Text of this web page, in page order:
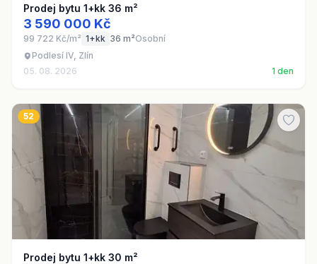
Prodej bytu 1+kk 36 m²
3 590 000 Kč
99 722 Kč/m² 1+kk 36 m²Osobní
Podlesí IV, Zlín
05. 08. 2026
1 den
52
Prodej bytu 1+kk 30 m²